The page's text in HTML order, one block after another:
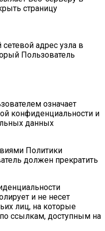
страницу
адрес узла в
Пользователь
означает
конфиденциальности и
данных
Политики
должен прекратить
и не несет
лиц, на которые
ссылкам, доступным на